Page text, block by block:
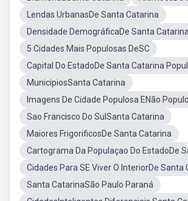
Lendas UrbanasDe Santa Catarina
Densidade DemográficaDe Santa Catarina
5 Cidades Mais Populosas DeSC
Capital Do EstadoDe Santa Catarina
MunicipiosSanta Catarina
Imagens De Cidade Populosa ENão
Sao Francisco Do SulSanta Catarina
Maiores FrigorificosDe Santa Catarina
Cartograma Da Populaçao Do EstadoDe
Cidades Para SE Viver O InteriorDe Santa
Santa CatarinaSão Paulo Paraná